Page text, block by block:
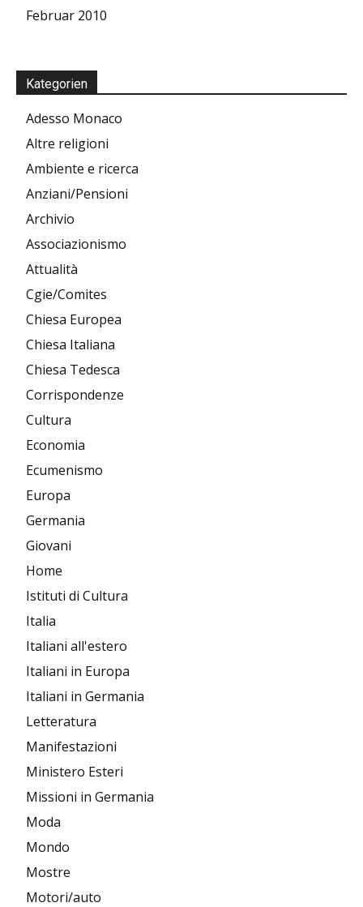
Februar 2010
Kategorien
Adesso Monaco
Altre religioni
Ambiente e ricerca
Anziani/Pensioni
Archivio
Associazionismo
Attualità
Cgie/Comites
Chiesa Europea
Chiesa Italiana
Chiesa Tedesca
Corrispondenze
Cultura
Economia
Ecumenismo
Europa
Germania
Giovani
Home
Istituti di Cultura
Italia
Italiani all'estero
Italiani in Europa
Italiani in Germania
Letteratura
Manifestazioni
Ministero Esteri
Missioni in Germania
Moda
Mondo
Mostre
Motori/auto